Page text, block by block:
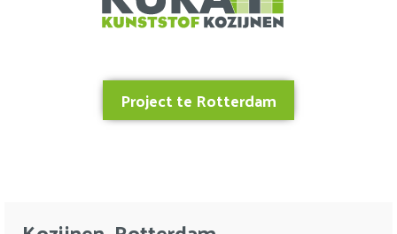
Project te Rotterdam